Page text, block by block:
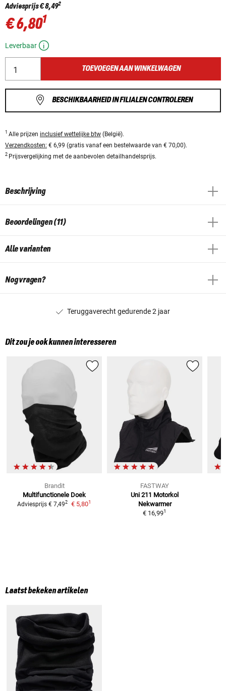
Adviesprijs€ 8,492
€ 6,801
Leverbaar
TOEVOEGEN AAN WINKELWAGEN
BESCHIKBAARHEID IN FILIALEN CONTROLEREN
1 Alle prijzen inclusief wettelijke btw (België).
Verzendkosten: € 6,99 (gratis vanaf een bestelwaarde van € 70,00).
2 Prijsvergelijking met de aanbevolen detailhandelsprijs.
Beschrijving
Beoordelingen (11)
Alle varianten
Nog vragen?
Teruggaverecht gedurende 2 jaar
Dit zou je ook kunnen interesseren
Brandit
Multifunctionele Doek
Adviesprijs € 7,492 € 5,801
FASTWAY
Uni 211 Motorkol
Nekwarmer
€ 16,991
Laatst bekeken artikelen